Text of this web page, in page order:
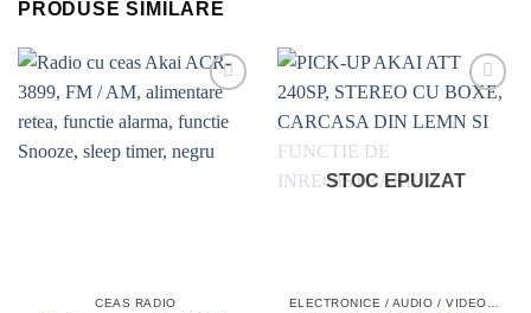
PRODUSE SIMILARE
wishlist
CEAS RADIO
wishlist
STOC EPUIZAT